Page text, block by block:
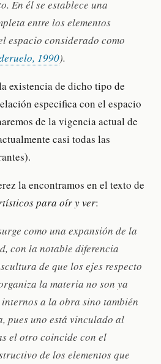
En él se establece una
entre los elementos
espacio considerado como
1990).
existencia de dicho tipo de
especifica con el espacio
de la vigencia actual de
casi todas las
la encontramos en el texto de
para oír y ver:
como una expansión de la
con la notable diferencia
de que los ejes respecto
la materia no son ya
a la obra sino también
pues uno está vinculado al
el otro coincide con el
de los elementos que